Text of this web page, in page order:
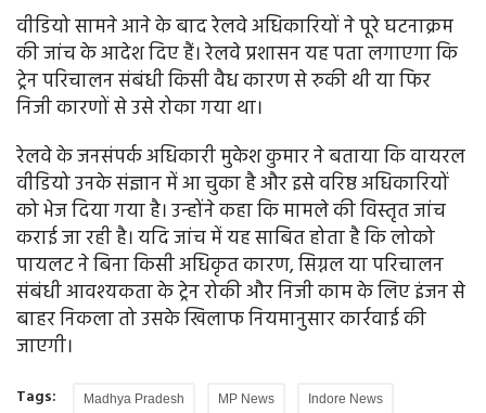
वीडियो सामने आने के बाद रेलवे अधिकारियों ने पूरे घटनाक्रम
की जांच के आदेश दिए हैं। रेलवे प्रशासन यह पता लगाएगा कि
ट्रेन परिचालन संबंधी किसी वैध कारण से रुकी थी या फिर
निजी कारणों से उसे रोका गया था।
रेलवे के जनसंपर्क अधिकारी मुकेश कुमार ने बताया कि वायरल
वीडियो उनके संज्ञान में आ चुका है और इसे वरिष्ठ अधिकारियों
को भेज दिया गया है। उन्होंने कहा कि मामले की विस्तृत जांच
कराई जा रही है। यदि जांच में यह साबित होता है कि लोको
पायलट ने बिना किसी अधिकृत कारण, सिग्नल या परिचालन
संबंधी आवश्यकता के ट्रेन रोकी और निजी काम के लिए इंजन से
बाहर निकला तो उसके खिलाफ नियमानुसार कार्रवाई की
जाएगी।
Tags: Madhya Pradesh MP News Indore News